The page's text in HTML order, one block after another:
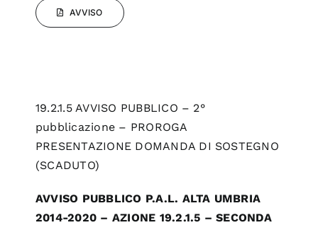
AVVISO
19.2.1.5 AVVISO PUBBLICO – 2°
pubblicazione – PROROGA
PRESENTAZIONE DOMANDA DI SOSTEGNO
(SCADUTO)
AVVISO PUBBLICO P.A.L. ALTA UMBRIA
2014-2020 – AZIONE 19.2.1.5 – SECONDA